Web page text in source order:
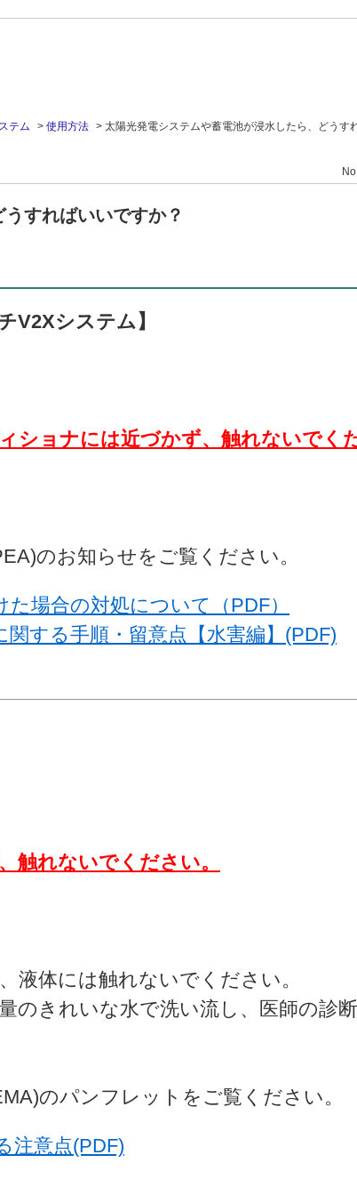
テム > 使用方法 > 太陽光発電システムや蓄電池が浸水したら、どうす
すればいいですか？
V2Xシステム】
ショナには近づかず、触れないでく
のお知らせをご覧ください。
場合の対処について（PDF）
する手順・留意点【水害編】(PDF)
触れないでください。
液体には触れないでください。
のきれいな水で洗い流し、医師の診
のパンフレットをご覧ください。
注意点(PDF)